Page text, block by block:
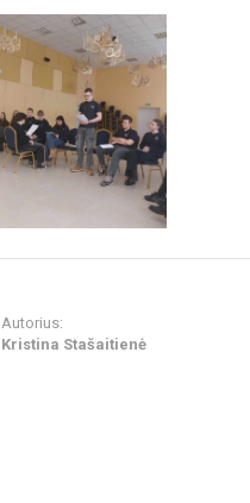
Autorius:
Kristina Stašaitienė